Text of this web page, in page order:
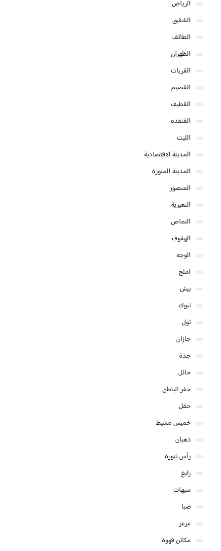
الرياض
الشقيق
الطائف
الظهران
القريات
القصيم
القطيف
القنفذه
الليث
المدينة الاقتصادية
المدينة المنورة
المنصور
النعيرية
النماص
الهفوف
الوجه
املج
بيش
تبوك
ثول
جازان
جدة
حائل
حفر الباطن
حقل
خميس مشيط
ذهبان
رأس تنورة
رابغ
سيهات
ضبا
عرعر
مكائن قهوة